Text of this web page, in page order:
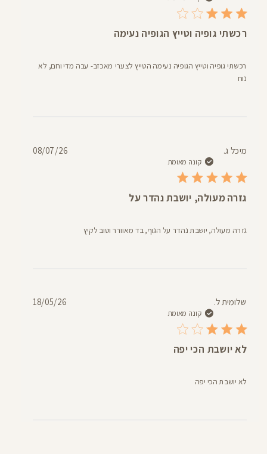
רכשתי גופיה וטייץ הגופיה נעימה
רכשתי גופיה וטייץ הגופיה נעימה הטייץ לצערי מאכזב- עבה מדי וחם, לא
נוח
מיכל ג.
קונה מאומת
גזרה מעולה, יושבת נהדר על
גזרה מעולה, יושבת נהדר על הגוף, בד מאוורר וטוב לקיץ
תאריך08/07/26
שלומית ל.
קונה מאומת
לא יושבת הכי יפה
לא יושבת הכי יפה
תאריך18/05/26